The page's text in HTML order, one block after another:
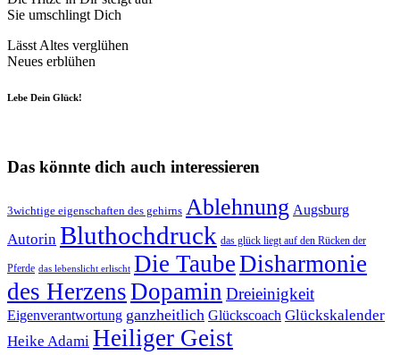
Sie umschlingt Dich
Lässt Altes verglühen
Neues erblühen
Lebe Dein Glück!
Das könnte dich auch interessieren
3wichtige eigenschaften des gehirns Ablehnung Augsburg
Autorin Bluthochdruck das glück liegt auf den Rücken der
Pferde das lebenslicht erlischt Die TaubeDisharmonie
des HerzensDopamin Dreieinigkeit
Eigenverantwortung ganzheitlich Glückscoach Glückskalender
Heike Adami Heiliger Geist